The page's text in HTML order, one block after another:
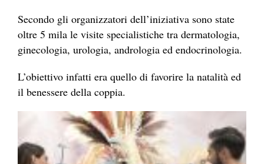
Secondo gli organizzatori dell’iniziativa sono state
oltre 5 mila le visite specialistiche tra dermatologia,
ginecologia, urologia, andrologia ed endocrinologia.
L’obiettivo infatti era quello di favorire la natalità ed
il benessere della coppia.